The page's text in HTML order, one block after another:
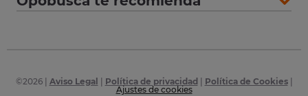
©2026| Aviso Legal Política de privacidad Política de Cookies|
Ajustes de cookies